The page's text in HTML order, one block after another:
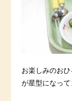
お楽しみのお
が星型になっ